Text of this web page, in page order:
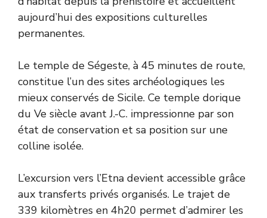
aujourd’hui des expositions culturelles
permanentes.
Le temple de Ségeste, à 45 minutes de route,
constitue l’un des sites archéologiques les
mieux conservés de Sicile. Ce temple dorique
du Ve siècle avant J.-C. impressionne par son
état de conservation et sa position sur une
colline isolée.
L’excursion vers l’Etna devient accessible grâce
aux transferts privés organisés. Le trajet de
339 kilomètres en 4h20 permet d’admirer les